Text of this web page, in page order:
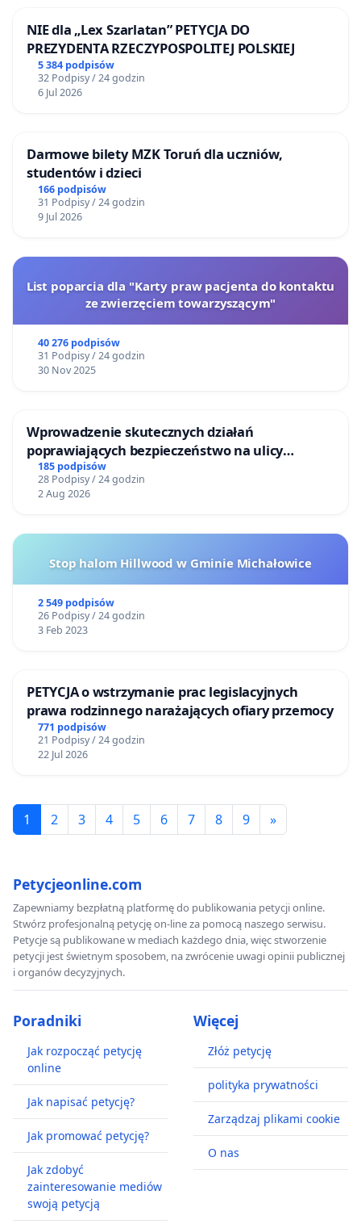
NIE dla „Lex Szarlatan” PETYCJA DO
PREZYDENTA RZECZYPOSPOLITEJ POLSKIEJ
5 384 podpisów
32 Podpisy / 24 godzin
6 Jul 2026
Darmowe bilety MZK Toruń dla uczniów,
studentów i dzieci
166 podpisów
31 Podpisy / 24 godzin
9 Jul 2026
List poparcia dla "Karty praw pacjenta do kontaktu
ze zwierzęciem towarzyszącym"
40 276 podpisów
31 Podpisy / 24 godzin
30 Nov 2025
Wprowadzenie skutecznych działań
poprawiających bezpieczeństwo na ulicy
Żeromskiego w Otwocku
185 podpisów
28 Podpisy / 24 godzin
2 Aug 2026
Stop halom Hillwood w Gminie Michałowice
2 549 podpisów
26 Podpisy / 24 godzin
3 Feb 2023
PETYCJA o wstrzymanie prac legislacyjnych
prawa rodzinnego narażających ofiary przemocy
771 podpisów
21 Podpisy / 24 godzin
22 Jul 2026
1 2 3 4 5 6 7 8 9 »
Petycjeonline.com
Zapewniamy bezpłatną platformę do publikowania petycji online.
Stwórz profesjonalną petycję on-line za pomocą naszego serwisu.
Petycje są publikowane w mediach każdego dnia, więc stworzenie
petycji jest świetnym sposobem, na zwrócenie uwagi opinii publicznej
i organów decyzyjnych.
Poradniki
Jak rozpocząć petycję
online
Jak napisać petycję?
Jak promować petycję?
Jak zdobyć
zainteresowanie mediów
swoją petycją
Więcej
Złóż petycję
polityka prywatności
Zarządzaj plikami cookie
O nas